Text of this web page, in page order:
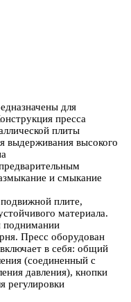
для
пресса
плиты
выдерживания высокого
и смыкание
плите,
материала.
поднимании
Пресс оборудован
в себя: общий
(соединенный с
давления), кнопки
регулировки